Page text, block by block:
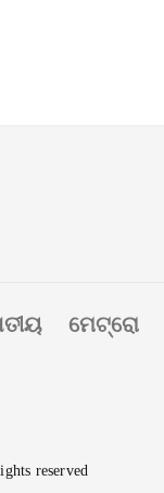
ମେଟ୍ରୋ
reserved